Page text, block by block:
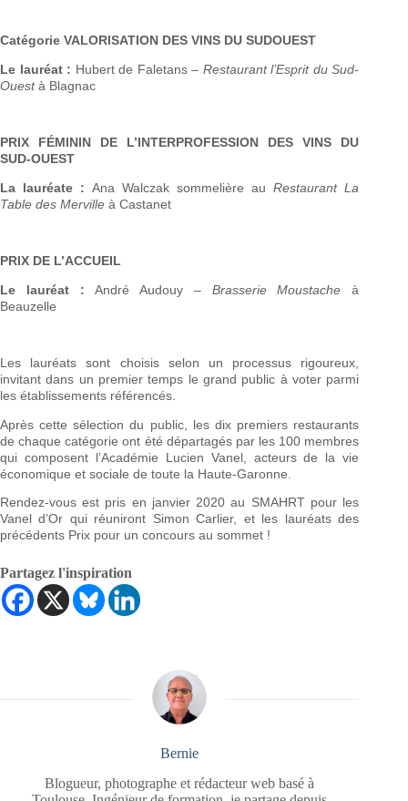
Catégorie VALORISATION DES VINS DU SUDOUEST
Le lauréat : Hubert de Faletans – Restaurant l’Esprit du Sud-
Ouestà Blagnac
PRIX FÉMININ DE L’INTERPROFESSION DES VINS DU
SUD-OUEST
La lauréate :Ana Walczak sommelière auRestaurant La
Table des Merville à Castanet
PRIX DE L’ACCUEIL
Le lauréat :André Audouy – Brasserie Moustacheà
Beauzelle
Les lauréats sont choisis selon un processus rigoureux,
invitant dans un premier temps le grand public à voter parmi
les établissements référencés.
Après cette sélection du public, les dix premiers restaurants
de chaque catégorie ont été départagés par les 100 membres
qui composent l’Académie Lucien Vanel, acteurs de la vie
économique et sociale de toute la Haute-Garonne.
Rendez-vous est pris en janvier 2020 au SMAHRT pour les
Vanel d’Or qui réuniront Simon Carlier, et les lauréats des
précédents Prix pour un concours au sommet !
Partagez l'inspiration
Bernie
Blogueur, photographe et rédacteur web basé à